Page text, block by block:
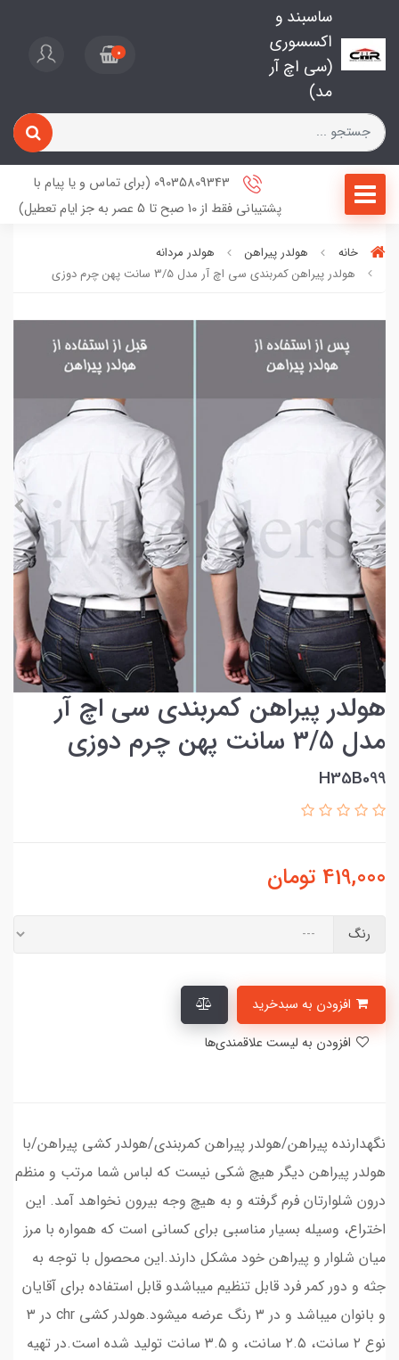
ساسبند و
اکسسوری
(سی اچ آر
مد)
0
09035809343 (برای تماس و یا پیام با
پشتیبانی فقط از 10 صبح تا 5 عصر به جز ایام تعطیل)
خانه هولدر پیراهن
هولدر مردانه
هولدر پیراهن کمربندی سی اچ آر مدل 3/5 سانت پهن چرم دوزی
هولدر پیراهن کمربندی سی اچ آر
مدل 3/5 سانت پهن چرم دوزی
H35B099
419,000 تومان
رنگ
​​​​نگهدارنده پیراهن/هولدر پیراهن کمربندی/هولدر کشی پیراهن/با
هولدر پیراهن دیگر هیچ شکی نیست که لباس شما مرتب و منظم
درون شلوارتان فرم گرفته و به هیچ وجه بیرون نخواهد آمد. این
اختراع، وسیله بسیار مناسبی برای کسانی است که همواره با مرز
میان شلوار و پیراهن خود مشکل دارند.این محصول با توجه به
جثه و دور کمر فرد قابل تنظیم میباشدو قابل استفاده برای آقایان
و بانوان میباشد و در ۳ رنگ عرضه میشود.هولدر کشی chr در ۳
نوع ۲ سانت، ۲.۵ سانت، و ۳.۵ سانت تولید شده است.در تهیه